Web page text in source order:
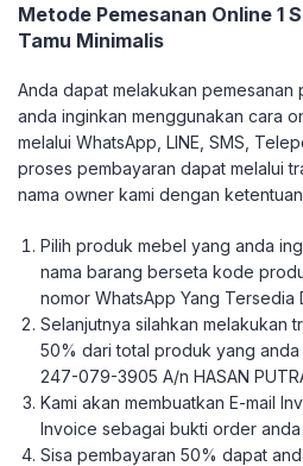
Metode Pemesanan Online 1
Tamu Minimalis
Anda dapat melakukan pemesanan
anda inginkan menggunakan cara
melalui WhatsApp, LINE, SMS,
proses pembayaran dapat melalui
nama owner kami dengan
Pilih produk mebel yang anda
nama barang berseta kode
nomor WhatsApp Yang Tersedia
Selanjutnya silahkan melakukan
50% dari total produk yang anda
247-079-3905 A/n HASAN
Kami akan membuatkan E-mail
Invoice sebagai bukti order
Sisa pembayaran 50% dapat